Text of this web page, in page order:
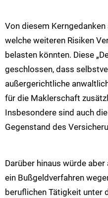
Von diesem
welche weiteren Risiken
belasten könnten. Diese
geschlossen, dass
außergerichtliche
für die Maklerschaft
Insbesondere sind auch
Gegenstand des
Darüber hinaus würde
ein Bußgeldverfahren
beruflichen Tätigkeit unter